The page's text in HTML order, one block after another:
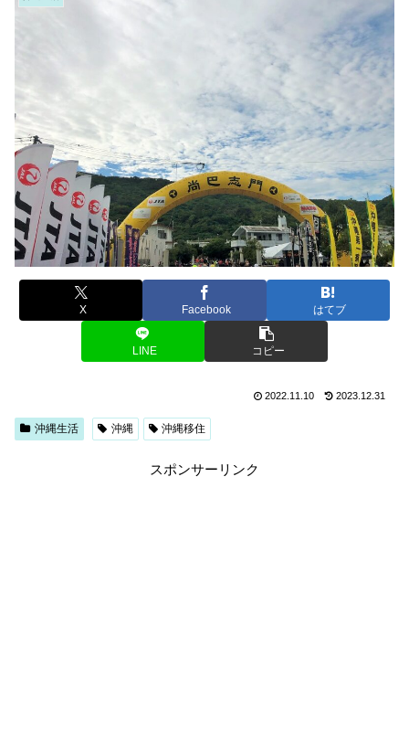
X Facebook はてブ
LINE コピー
2022.11.10 2023.12.31
沖縄生活 沖縄 沖縄移住
スポンサーリンク